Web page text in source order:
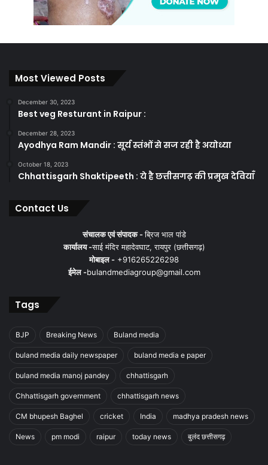
Most Viewed Posts
December 30, 2023
Best veg Resturant in Raipur :
December 28, 2023
Ayodhya Ram Mandir : सूर्य स्तंभों से सज रही है अयोध्या
October 18, 2023
Chhattisgarh Shaktipeeth : ये है छत्तीसगढ़ की प्रमुख देवियाँ
Contact Us
संचालक एवं संपादक -ब्रिज भाल पांडे
कार्यालय -साई मंदिर महादेवघाट, रायपुर (छत्तीसगढ़)
मोबाइल - +916265226298
ईमेल -bulandmediagroup@gmail.com
Tags
BJP Breaking News Buland media
buland media daily newspaper buland media e paper
buland media manoj pandey chhattisgarh
Chhattisgarh government chhattisgarh news
CM bhupesh Baghel cricket India madhya pradesh news
News pm modi raipur today news बुलंद छत्तीसगढ़